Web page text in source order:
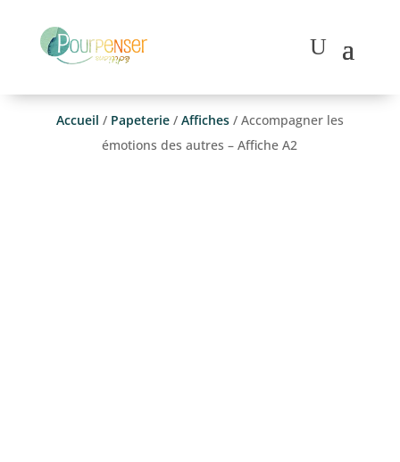
Accueil / Papeterie/ Affiches/ Accompagner les
émotions des autres – Affiche A2